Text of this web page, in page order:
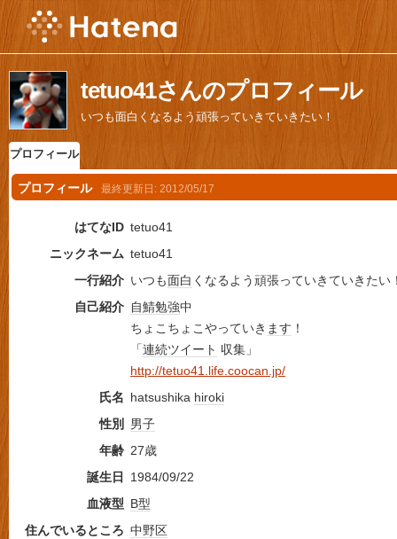
tetuo41さんのプロフィール
いつも面白くなるよう頑張っていきていきたい！
プロフィール
プロフィール 最終更新日: 2012/05/17
はてなID tetuo41
ニックネーム tetuo41
一行紹介 いつも面白 くなるよう頑張っていきていきたい
自己紹介 自鯖勉強中
ちょこちょこやっていき ます ！
「連続ツイート 収集」
http://tetuo41.life.coocan.jp/
氏名 hatsushika hiroki
性別
男子
年齢 27歳
誕生日
1984/09/22
血液型 B型
住んでいるところ 中野区